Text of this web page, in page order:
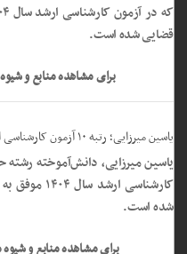
قضایی شده است.
برای مشاهده منابع و
یاسین میرزایی؛ رتبه ۱۰ آزمون کارشناسی ارشد حقوق خصوصی
یاسین میرزایی، دانش‌آموخته رشته
شده است.
برای مشاهده منابع و شیوه